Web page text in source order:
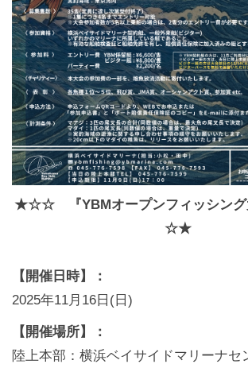
★☆☆ 『YBMオープンフィッシン
☆★
【開催日時】：
2025年11月16日(日)
【開催場所】：
陸上本部：横浜ベイサイドマリーナセ